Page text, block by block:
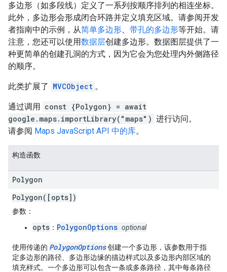
多边形（如多段线）定义了一系列按顺序排列的相连坐标。
此外，多边形会形成闭合环路并定义填充区域。请参阅开发
者指南中的示例，从简单多边形、 带孔的多边形等开始。请
注意，您还可以使用数据层创建多边形。数据图层提供了一
种更简单的创建孔洞的方式，因为它会为您处理内外侧路径
的顺序。
此类扩展了 MVCObject 。
通过调用 const {Polygon} = await
google.maps.importLibrary("maps") 进行访问。
请参阅 Maps JavaScript API 中的库。
构造函数
Polygon
Polygon([opts])
参数 ：
opts ： PolygonOptions optional
使用传递的 PolygonOptions创建一个多边形，该参数用于指
定多边形的路径、多边形边缘的描边样式以及多边形内部区域的
填充样式。一个多边形可以包含一条或多条路径，其中每条路径